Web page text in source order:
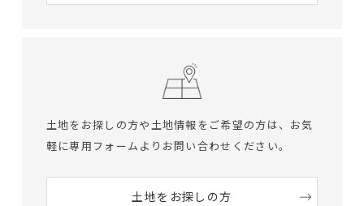
土地をお探しの方や土地情報をご希望の方は、 お気
軽に専用フォームよりお問い合わせください。
土地をお探しの方